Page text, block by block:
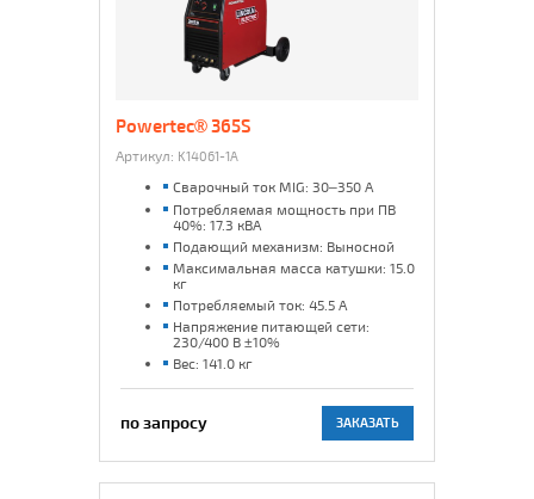
Powertec® 365S
Артикул: K14061-1A
Сварочный ток MIG: 30–350 А
Потребляемая мощность при ПВ
40%: 17.3 кВА
Подающий механизм: Выносной
Максимальная масса катушки: 15.0
кг
Потребляемый ток: 45.5 А
Напряжение питающей сети:
230/400 В ±10%
Вес: 141.0 кг
по запросу ЗАКАЗАТЬ